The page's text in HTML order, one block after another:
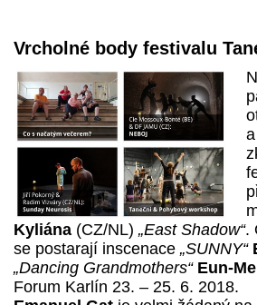
Vrcholné body festivalu
Kyliána (CZ/NL) „East Shadow“.
se postarají inscenace „SUNNY“
„Dancing Grandmothers“ Eun-
Forum Karlín 23. – 25. 6. 2018.